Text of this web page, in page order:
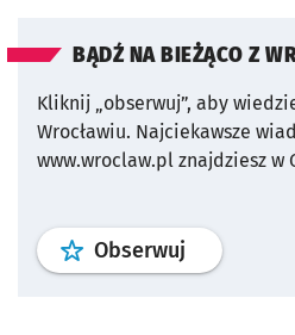
BĄDŹ NA BIEŻĄCO Z
Kliknij „obserwuj”, aby
Wrocławiu. Najciekawsze
www.wroclaw.pl znajdziesz w
Obserwuj profil